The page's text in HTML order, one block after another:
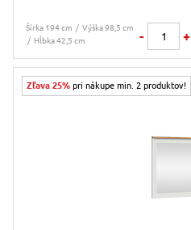
Šírka 194 cm
Výška 98,5 cm
Hĺbka 42,5 cm
- +
Zľava 25% pri nákupe min. 2 produktov!